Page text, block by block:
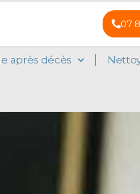
07
après décès